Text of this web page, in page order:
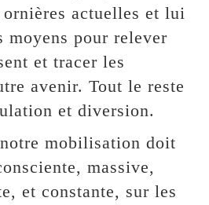
ornières actuelles et lui
moyens pour relever
et tracer les
avenir. Tout le reste
et diversion.
mobilisation doit
massive,
et constante, sur les